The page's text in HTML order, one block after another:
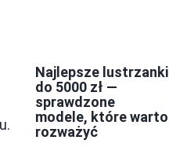
Najlepsze lustrzanki
do 5000 zł —
sprawdzone
modele, które warto
rozważyć